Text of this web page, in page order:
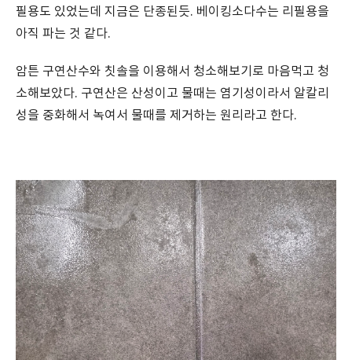
필용도 있었는데 지금은 단종된듯. 베이킹소다수는 리필용을
아직 파는 것 같다.
암튼 구연산수와 칫솔을 이용해서 청소해보기로 마음먹고 청
소해보았다. 구연산은 산성이고 물때는 염기성이라서 알칼리
성을 중화해서 녹여서 물때를 제거하는 원리라고 한다.